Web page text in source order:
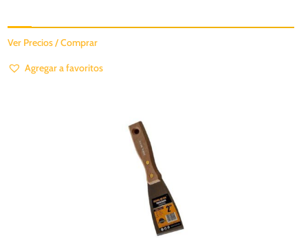
Ver Precios / Comprar
Agregar a favoritos